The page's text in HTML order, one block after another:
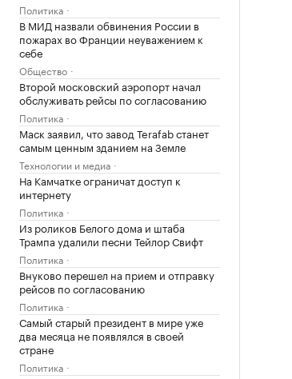
Политика
В МИД назвали обвинения России в
пожарах во Франции неуважением к
себе
Общество
Второй московский аэропорт начал
обслуживать рейсы по согласованию
Политика
Маск заявил, что завод Terafab станет
самым ценным зданием на Земле
Технологии и медиа
На Камчатке ограничат доступ к
интернету
Политика
Из роликов Белого дома и штаба
Трампа удалили песни Тейлор Свифт
Политика
Внуково перешел на прием и отправку
рейсов по согласованию
Политика
Самый старый президент в мире уже
два месяца не появлялся в своей
стране
Политика